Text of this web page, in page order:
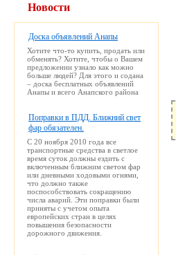
Новости
Доска объявлений Анапы
Хотите что-то купить, продать или
обменять? Хотите, чтобы о Вашем
предложении узнало как можно
больше людей? Для этого и содана
– доска бесплатных объявлений
Анапы и всего Анапского района
Поправки в ПДД. Ближний свет
фар обязателен.
С 20 ноября 2010 года все
транспортные средства в светлое
время суток должны ездить с
включенным ближним светом фар
или дневными ходовыми огнями,
что должно также
поспособствовать сокращению
числа аварий. Эти поправки были
приняты с учетом опыта
европейских стран в целях
повышения безопасности
дорожного движения.